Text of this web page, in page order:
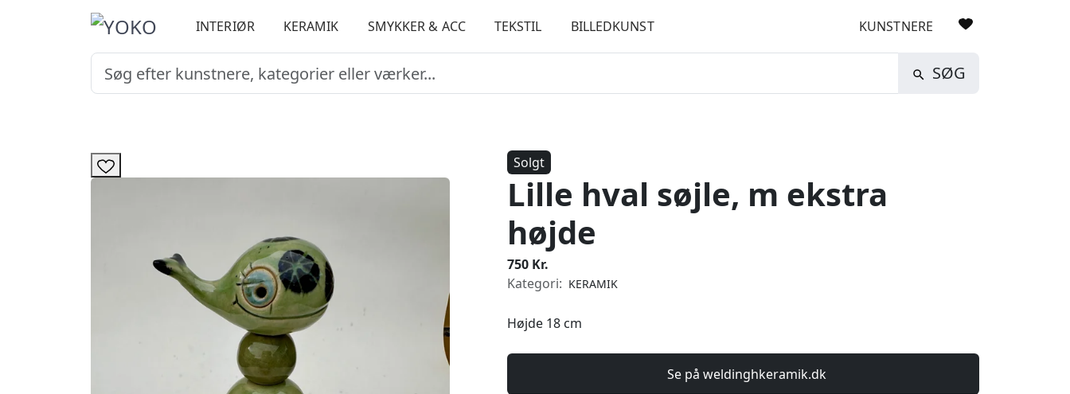
INTERIØR KERAMIK SMYKKER & ACC TEKSTIL BILLEDKUNST KUNSTNERE
SØG
Solgt
Lille hval søjle, m ekstra
højde
750 Kr.
Kategori: KERAMIK
Højde 18 cm
Se på weldinghkeramik.dk